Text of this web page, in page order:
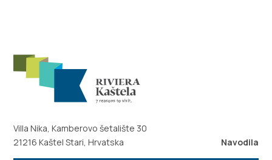
Villa Nika, Kamberovo šetalište 30
21216 Kaštel Stari, Hrvatska
Navodila